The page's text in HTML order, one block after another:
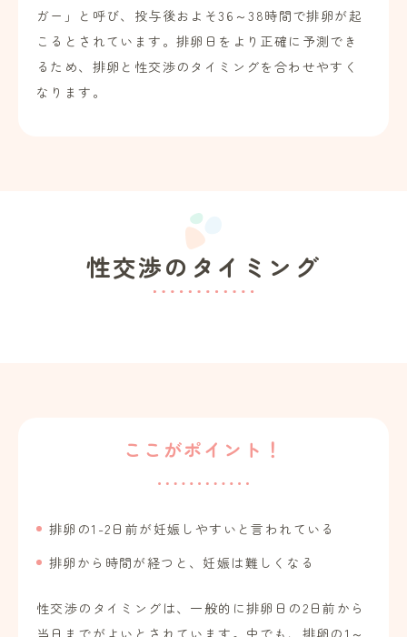
ガー」と呼び、投与後およそ36～38時間で排卵が起
こるとされています。排卵日をより正確に予測でき
るため、排卵と性交渉のタイミングを合わせやすく
なります。
性交渉のタイミング
ここがポイント！
排卵の1-2日前が妊娠しやすいと言われている
排卵から時間が経つと、妊娠は難しくなる
性交渉のタイミングは、一般的に排卵日の2日前から
当日までがよいとされています。中でも、排卵の1～